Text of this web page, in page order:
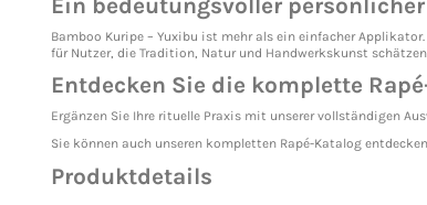
Ein bedeutungsvoller
Bamboo Kuripe – Yuxibu ist mehr als ein einfacher
für Nutzer, die Tradition, Natur und Handwerkskunst
Entdecken Sie die komplette
Ergänzen Sie Ihre rituelle Praxis mit unserer vollständigen
Sie können auch unseren kompletten Rapé-Katalog
Produktdetails